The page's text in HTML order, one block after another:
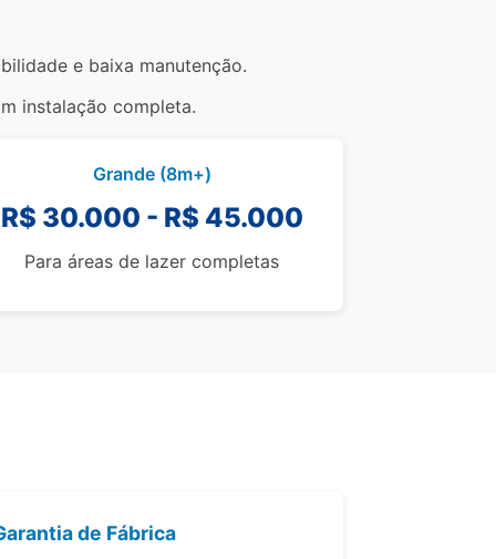
e baixa manutenção.
instalação completa.
Grande (8m+)
R$ 30.000 - R$ 45.000
Para áreas de lazer completas
de Fábrica